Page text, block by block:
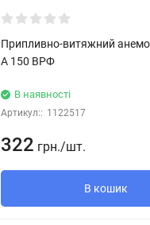
Припливно-витяжний
А 150 ВРФ
В наявності
Артикул:: 1122517
322 грн./шт.
В кошик